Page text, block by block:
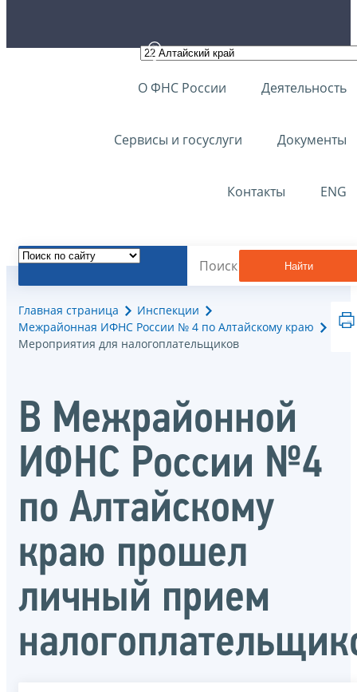
О ФНС России Деятельность
Сервисы и госуслуги Документы
Контакты ENG
Найти
Главная страница
Инспекции
Межрайонная ИФНС России № 4 по Алтайскому краю
Мероприятия для налогоплательщиков
В Межрайонной
ИФНС России №4
по Алтайскому
краю прошел
личный прием